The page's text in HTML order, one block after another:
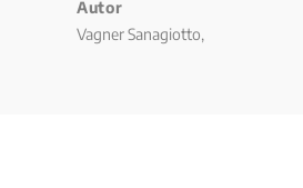
Autor
Vagner Sanagiotto,